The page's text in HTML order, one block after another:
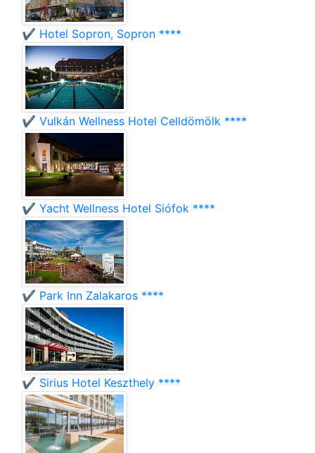
✔️ Hotel Sopron, Sopron ****
✔️ Vulkán Wellness Hotel Celldömölk ****
✔️ Yacht Wellness Hotel Siófok ****
✔️ Park Inn Zalakaros ****
✔️ Sirius Hotel Keszthely ****